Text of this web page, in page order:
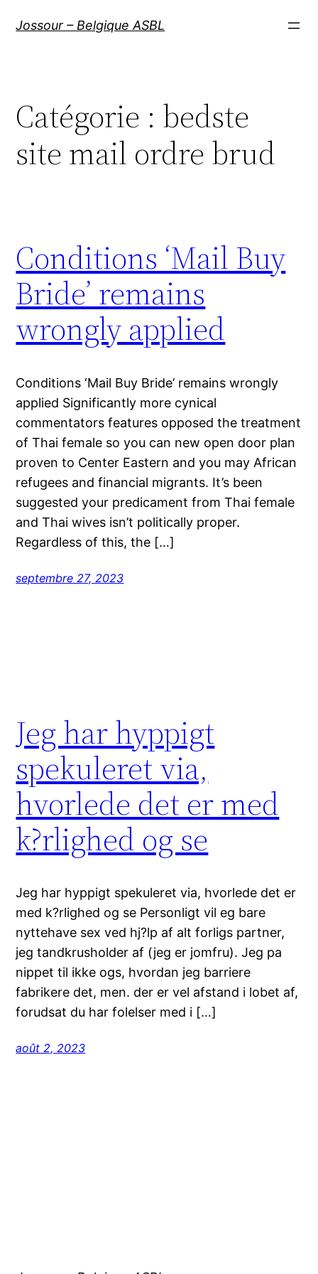
Jossour – Belgique ASBL
Catégorie : bedste
site mail ordre brud
Conditions ‘Mail Buy
Bride’ remains
wrongly applied
Conditions ‘Mail Buy Bride’ remains wrongly
applied Significantly more cynical
commentators features opposed the treatment
of Thai female so you can new open door plan
proven to Center Eastern and you may African
refugees and financial migrants. It’s been
suggested your predicament from Thai female
and Thai wives isn’t politically proper.
Regardless of this, the […]
septembre 27, 2023
Jeg har hyppigt
spekuleret via,
hvorlede det er med
k?rlighed og se
Jeg har hyppigt spekuleret via, hvorlede det er
med k?rlighed og se Personligt vil eg bare
nyttehave sex ved hj?lp af alt forligs partner,
jeg tandkrusholder af (jeg er jomfru). Jeg pa
nippet til ikke ogs, hvordan jeg barriere
fabrikere det, men. der er vel afstand i lobet af,
forudsat du har folelser med i […]
août 2, 2023